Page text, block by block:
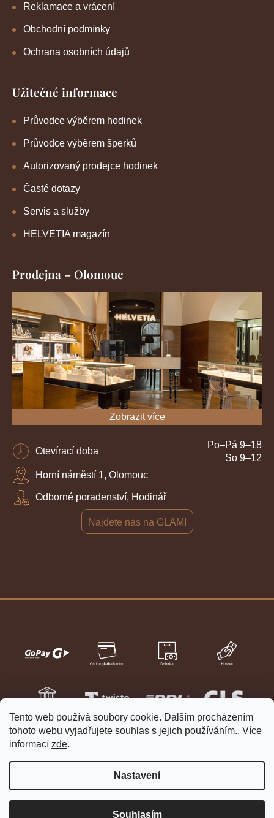
Tento web používá soubory cookie. Dalším procházením
tohoto webu vyjadřujete souhlas s jejich používáním.. Více
informací zde.
Nastavení
Souhlasím
Reklamace a vrácení
Obchodní podmínky
Ochrana osobních údajů
Užitečné informace
Průvodce výběrem hodinek
Průvodce výběrem šperků
Autorizovaný prodejce hodinek
Časté dotazy
Servis a služby
HELVETIA magazín
Prodejna – Olomouc
Zobrazit více
Otevírací doba
Po–Pá 9–18
So 9–12
Horní náměstí 1, Olomouc
Odborné poradenství, Hodinář
Najdete nás na GLAMI
Vytvořil Shoptet
HELVETIA hodinky a šperky